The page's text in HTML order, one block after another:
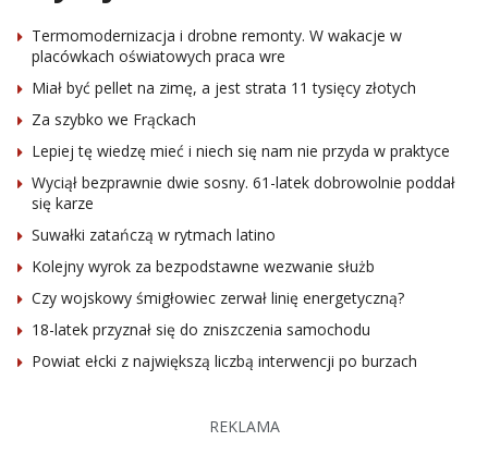
Termomodernizacja i drobne remonty. W wakacje w
placówkach oświatowych praca wre
Miał być pellet na zimę, a jest strata 11 tysięcy złotych
Za szybko we Frąckach
Lepiej tę wiedzę mieć i niech się nam nie przyda w praktyce
Wyciął bezprawnie dwie sosny. 61-latek dobrowolnie poddał
się karze
Suwałki zatańczą w rytmach latino
Kolejny wyrok za bezpodstawne wezwanie służb
Czy wojskowy śmigłowiec zerwał linię energetyczną?
18-latek przyznał się do zniszczenia samochodu
Powiat ełcki z największą liczbą interwencji po burzach
REKLAMA